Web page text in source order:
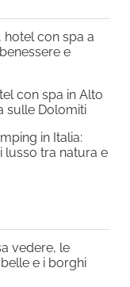
hotel con spa a
e
con spa in Alto
sulle Dolomiti
in Italia:
lusso tra natura e
vedere, le
e i borghi